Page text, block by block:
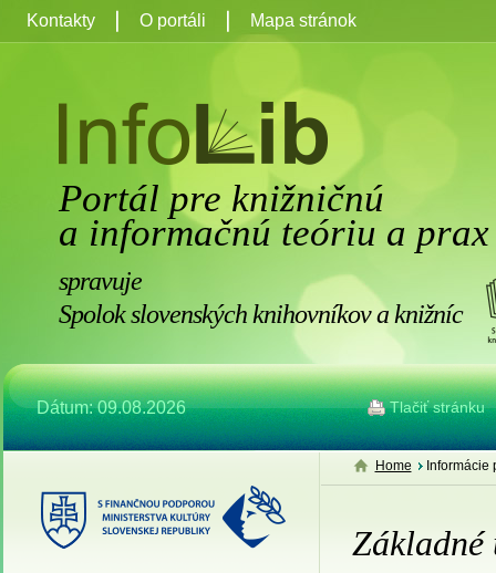
Portál pre knižničnú
a informačnú teóriu a prax
spravuje
Spolok slovenských knihovníkov a knižníc
Dátum: 09.08.2026 Tlačiť stránku
Kontakty O portáli Mapa stránok
Home Informácie
Základné